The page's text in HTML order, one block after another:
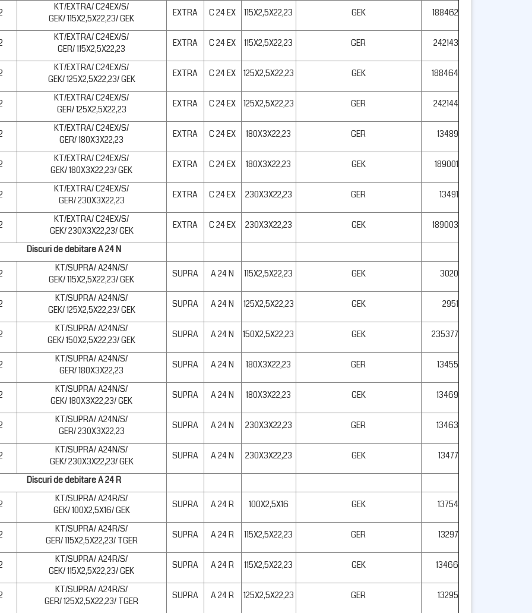
KT/EXTRA/ C24EX/S/
GEK/ 115X2,5X22,23/ GEK
EXTRA C 24 EX 115X2,5X22,23 GEK 188462
KT/EXTRA/ C24EX/S/
GER/ 115X2,5X22,23
EXTRA C 24 EX 115X2,5X22,23 GER 242143
KT/EXTRA/ C24EX/S/
GEK/ 125X2,5X22,23/ GEK
EXTRA C 24 EX 125X2,5X22,23 GEK 188464
KT/EXTRA/ C24EX/S/
GER/ 125X2,5X22,23
EXTRA C 24 EX 125X2,5X22,23 GER 242144
KT/EXTRA/ C24EX/S/
GER/ 180X3X22,23
EXTRA C 24 EX 180X3X22,23 GER 13489
KT/EXTRA/ C24EX/S/
GEK/ 180X3X22,23/ GEK
EXTRA C 24 EX 180X3X22,23 GEK 189001
KT/EXTRA/ C24EX/S/
GER/ 230X3X22,23
EXTRA C 24 EX 230X3X22,23 GER 13491
KT/EXTRA/ C24EX/S/
GEK/ 230X3X22,23/ GEK
EXTRA C 24 EX 230X3X22,23 GEK 189003
Discuri de debitare A 24 N
KT/SUPRA/ A24N/S/
GEK/ 115X2,5X22,23/ GEK
SUPRA A 24 N 115X2,5X22,23 GEK 3020
KT/SUPRA/ A24N/S/
GEK/ 125X2,5X22,23/ GEK
SUPRA A 24 N 125X2,5X22,23 GEK 2951
KT/SUPRA/ A24N/S/
GEK/ 150X2,5X22,23/ GEK
SUPRA A 24 N 150X2,5X22,23 GEK 235377
KT/SUPRA/ A24N/S/
GER/ 180X3X22,23
SUPRA A 24 N 180X3X22,23 GER 13455
KT/SUPRA/ A24N/S/
GEK/ 180X3X22,23/ GEK
SUPRA A 24 N 180X3X22,23 GEK 13469
KT/SUPRA/ A24N/S/
GER/ 230X3X22,23
SUPRA A 24 N 230X3X22,23 GER 13463
KT/SUPRA/ A24N/S/
GEK/ 230X3X22,23/ GEK
SUPRA A 24 N 230X3X22,23 GEK 13477
Discuri de debitare A 24 R
KT/SUPRA/ A24R/S/
GEK/ 100X2,5X16/ GEK
SUPRA A 24 R 100X2,5X16 GEK 13754
KT/SUPRA/ A24R/S/
GER/ 115X2,5X22,23/ TGER
SUPRA A 24 R 115X2,5X22,23 GER 13297
KT/SUPRA/ A24R/S/
GEK/ 115X2,5X22,23/ GEK
SUPRA A 24 R 115X2,5X22,23 GEK 13466
KT/SUPRA/ A24R/S/
GER/ 125X2,5X22,23/ TGER
SUPRA A 24 R 125X2,5X22,23 GER 13295